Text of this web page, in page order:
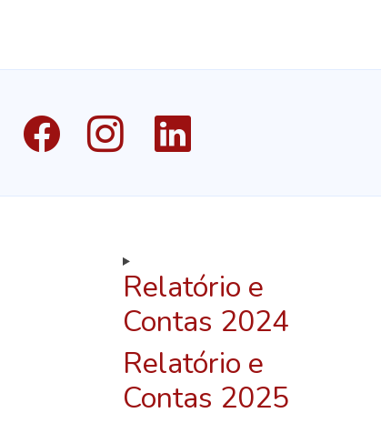
Relatório e
Contas 2024
Relatório e
Contas 2025